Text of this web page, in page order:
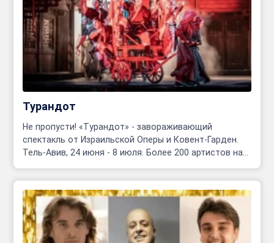
Турандот
Не пропусти! «Турандот» - завораживающий
спектакль от Израильской Оперы и Ковент-Гарден.
Тель-Авив, 24 июня - 8 июля. Более 200 артистов на